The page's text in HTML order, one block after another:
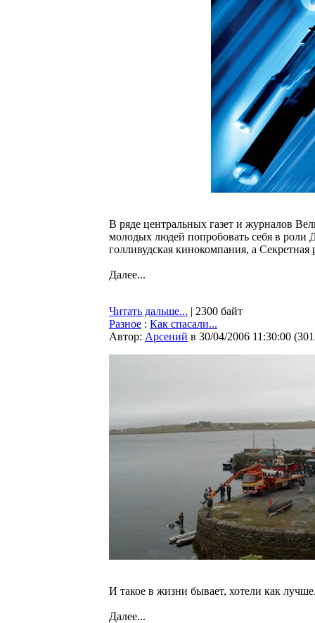
В ряде центральных газет и журналов
молодых людей попробовать себя в роли
голливудская кинокомпания, а Секретная
Далее...
Читать дальше... | 2300 байт
Разное : Как спасали...
Автор: Арсений в 30/04/2006 11:30:00 (
И такое в жизни бывает, хотели как
Далее...